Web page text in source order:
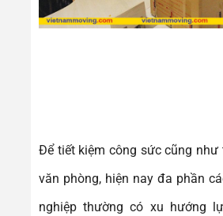
Để tiết kiệm công sức cũng như
văn phòng, hiện nay đa phần
nghiệp thường có xu hướng